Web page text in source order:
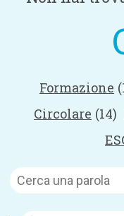
Formazione
Circolare (14)